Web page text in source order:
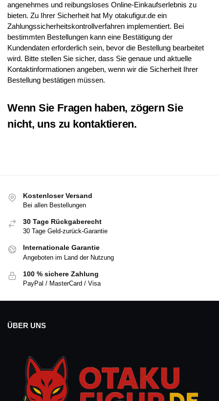
angenehmes und reibungsloses Online-Einkaufserlebnis zu
bieten. Zu Ihrer Sicherheit hat My otakufigur.de ein
Zahlungssicherheitskontrollverfahren implementiert. Bei
bestimmten Bestellungen kann eine Bestätigung der
Kundendaten erforderlich sein, bevor die Bestellung bearbeitet
wird. Bitte stellen Sie sicher, dass Sie genaue und aktuelle
Kontaktinformationen angeben, wenn wir die Sicherheit Ihrer
Bestellung bestätigen müssen.
Wenn Sie Fragen haben, zögern Sie
nicht, uns zu kontaktieren.
Kostenloser Versand
Bei allen Bestellungen
30 Tage Rückgaberecht
30 Tage Geld-zurück-Garantie
Internationale Garantie
Angeboten im Land der Nutzung
100 % sichere Zahlung
PayPal / MasterCard / Visa
ÜBER UNS